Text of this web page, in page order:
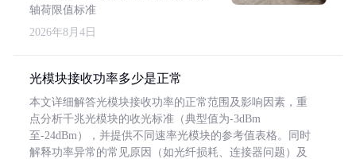
轴荷限值标准
2026年8月4日
光模块接收功率多少是正常
本文详细解答光模块接收功率的正常范围及影响因素，重
点分析千兆光模块的收光标准（典型值为-3dBm
至-24dBm），并提供不同速率光模块的参考值表格。同时
解释功率异常的常见原因（如光纤损耗、连接器问题）及